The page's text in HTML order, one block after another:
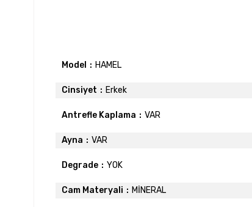
Model HAMEL
Cinsiyet Erkek
Antrefle Kaplama VAR
Ayna VAR
Degrade YOK
Cam Materyali MİNERAL